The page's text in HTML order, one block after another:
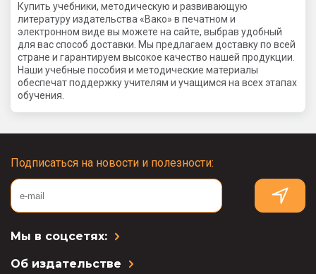
Купить учебники, методическую и развивающую
литературу издательства «Вако» в печатном и
электронном виде вы можете на сайте, выбрав удобный
для вас способ доставки. Мы предлагаем доставку по всей
стране и гарантируем высокое качество нашей продукции.
Наши учебные пособия и методические материалы
обеспечат поддержку учителям и учащимся на всех этапах
обучения.
Подписаться на новости и полезности:
Мы в соцсетях:
Об издательстве